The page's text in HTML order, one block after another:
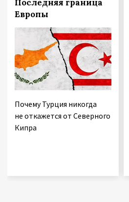
Последняя граница
Европы
Почему Турция никогда
не откажется от Северного
Кипра